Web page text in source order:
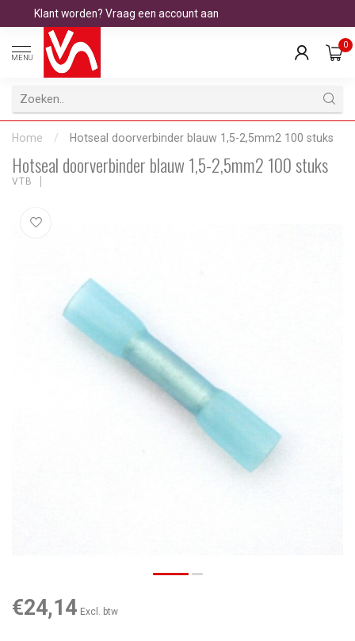
Klant worden? Vraag een account aan
MENU
0
Home / Hotseal doorverbinder blauw 1,5-2,5mm2 100 stuks
Hotseal doorverbinder blauw 1,5-2,5mm2 100 stuks
VTB
€24,14 Excl. btw